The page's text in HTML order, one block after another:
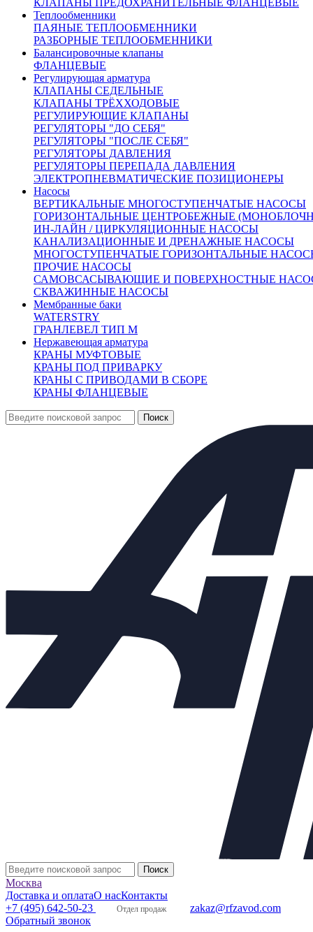
Теплообменники
ПАЯНЫЕ ТЕПЛООБМЕННИКИ
РАЗБОРНЫЕ ТЕПЛООБМЕННИКИ
Балансировочные клапаны
ФЛАНЦЕВЫЕ
Регулирующая арматура
КЛАПАНЫ СЕДЕЛЬНЫЕ
КЛАПАНЫ ТРЁХХОДОВЫЕ
РЕГУЛИРУЮЩИЕ КЛАПАНЫ
РЕГУЛЯТОРЫ "ДО СЕБЯ"
РЕГУЛЯТОРЫ "ПОСЛЕ СЕБЯ"
РЕГУЛЯТОРЫ ДАВЛЕНИЯ
РЕГУЛЯТОРЫ ПЕРЕПАДА ДАВЛЕНИЯ
ЭЛЕКТРОПНЕВМАТИЧЕСКИЕ ПОЗИЦИОНЕРЫ
Насосы
ВЕРТИКАЛЬНЫЕ МНОГОСТУПЕНЧАТЫЕ НАСОСЫ
ГОРИЗОНТАЛЬНЫЕ ЦЕНТРОБЕЖНЫЕ
ИН-ЛАЙН / ЦИРКУЛЯЦИОННЫЕ НАСОСЫ
КАНАЛИЗАЦИОННЫЕ И ДРЕНАЖНЫЕ НАСОСЫ
МНОГОСТУПЕНЧАТЫЕ ГОРИЗОНТАЛЬНЫЕ
ПРОЧИЕ НАСОСЫ
САМОВСАСЫВАЮЩИЕ И ПОВЕРХНОСТНЫЕ
СКВАЖИННЫЕ НАСОСЫ
Мембранные баки
WATERSTRY
ГРАНЛЕВЕЛ ТИП М
Нержавеющая арматура
КРАНЫ МУФТОВЫЕ
КРАНЫ ПОД ПРИВАРКУ
КРАНЫ С ПРИВОДАМИ В СБОРЕ
КРАНЫ ФЛАНЦЕВЫЕ
Москва
Доставка и оплатаО насКонтакты
+7 (495) 642-50-23
Отдел продаж
zakaz@rfzavod.com
Обратный звонок
Внешний вид товара, размеры, количество и параметры
монтажных элементов зависят от выбранных характеристик
конкретного товара и могут отличаться от изображения
на сайте.
Количество:
Купить в 1 клик
35314.00 36505.00
37187.00
40098.00 44443.00
49256.00
Ду125 Ду150
Описание
Рабочая среда:
Вода, 50% водный раствор
этиленгликоля, жидкие нефтепродукты,
топлива и масла - под заказ.
до + 150 °С
от - 15 °С до
до 80%.
0,01-0,07 МПа (синий);
0,05-0,3 МПа (желтый); 0,1-0,6 МПа; 0,3-1,2
16% от верхнего
Зона нечувствительности:2,5% от верхнего
предела настройки.
Производство:
Вес:10,0 кг.